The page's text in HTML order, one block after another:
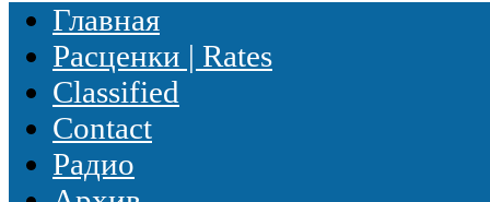
Главная
Расценки | Rates
Classified
Contact
Радио